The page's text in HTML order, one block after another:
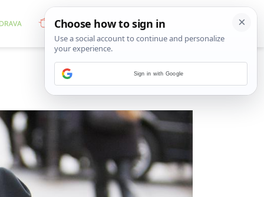
Sign in with Google